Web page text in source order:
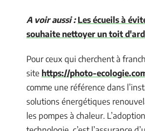
A voir aussi : Les écueils à
souhaite nettoyer un toit
Pour ceux qui cherchent à
site https://photo-
comme une référence dans
solutions énergétiques
les pompes à chaleur.